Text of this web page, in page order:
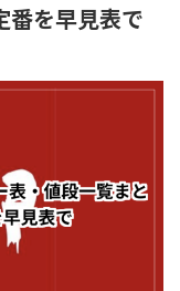
番を早見表で